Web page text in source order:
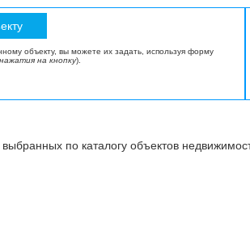
объекту, вы можете их задать, используя форму
на кнопку).
выбранных по каталогу объектов